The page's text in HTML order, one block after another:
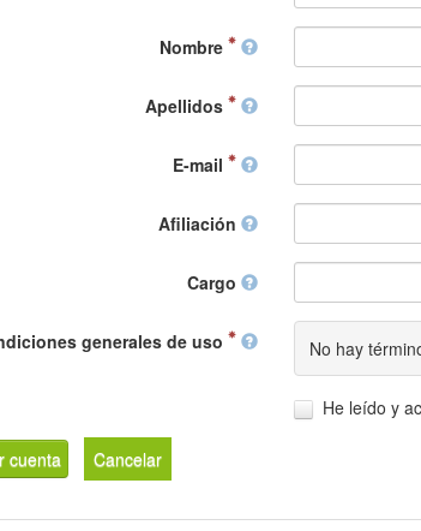
Nombre
Apellidos
E-mail
Afiliación
Cargo
generales de uso No hay
He leído y
cuenta Cancelar